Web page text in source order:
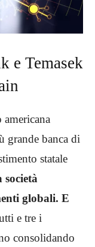
e Temasek
grande banca di
statale
società
globali. E
e tre i
consolidando